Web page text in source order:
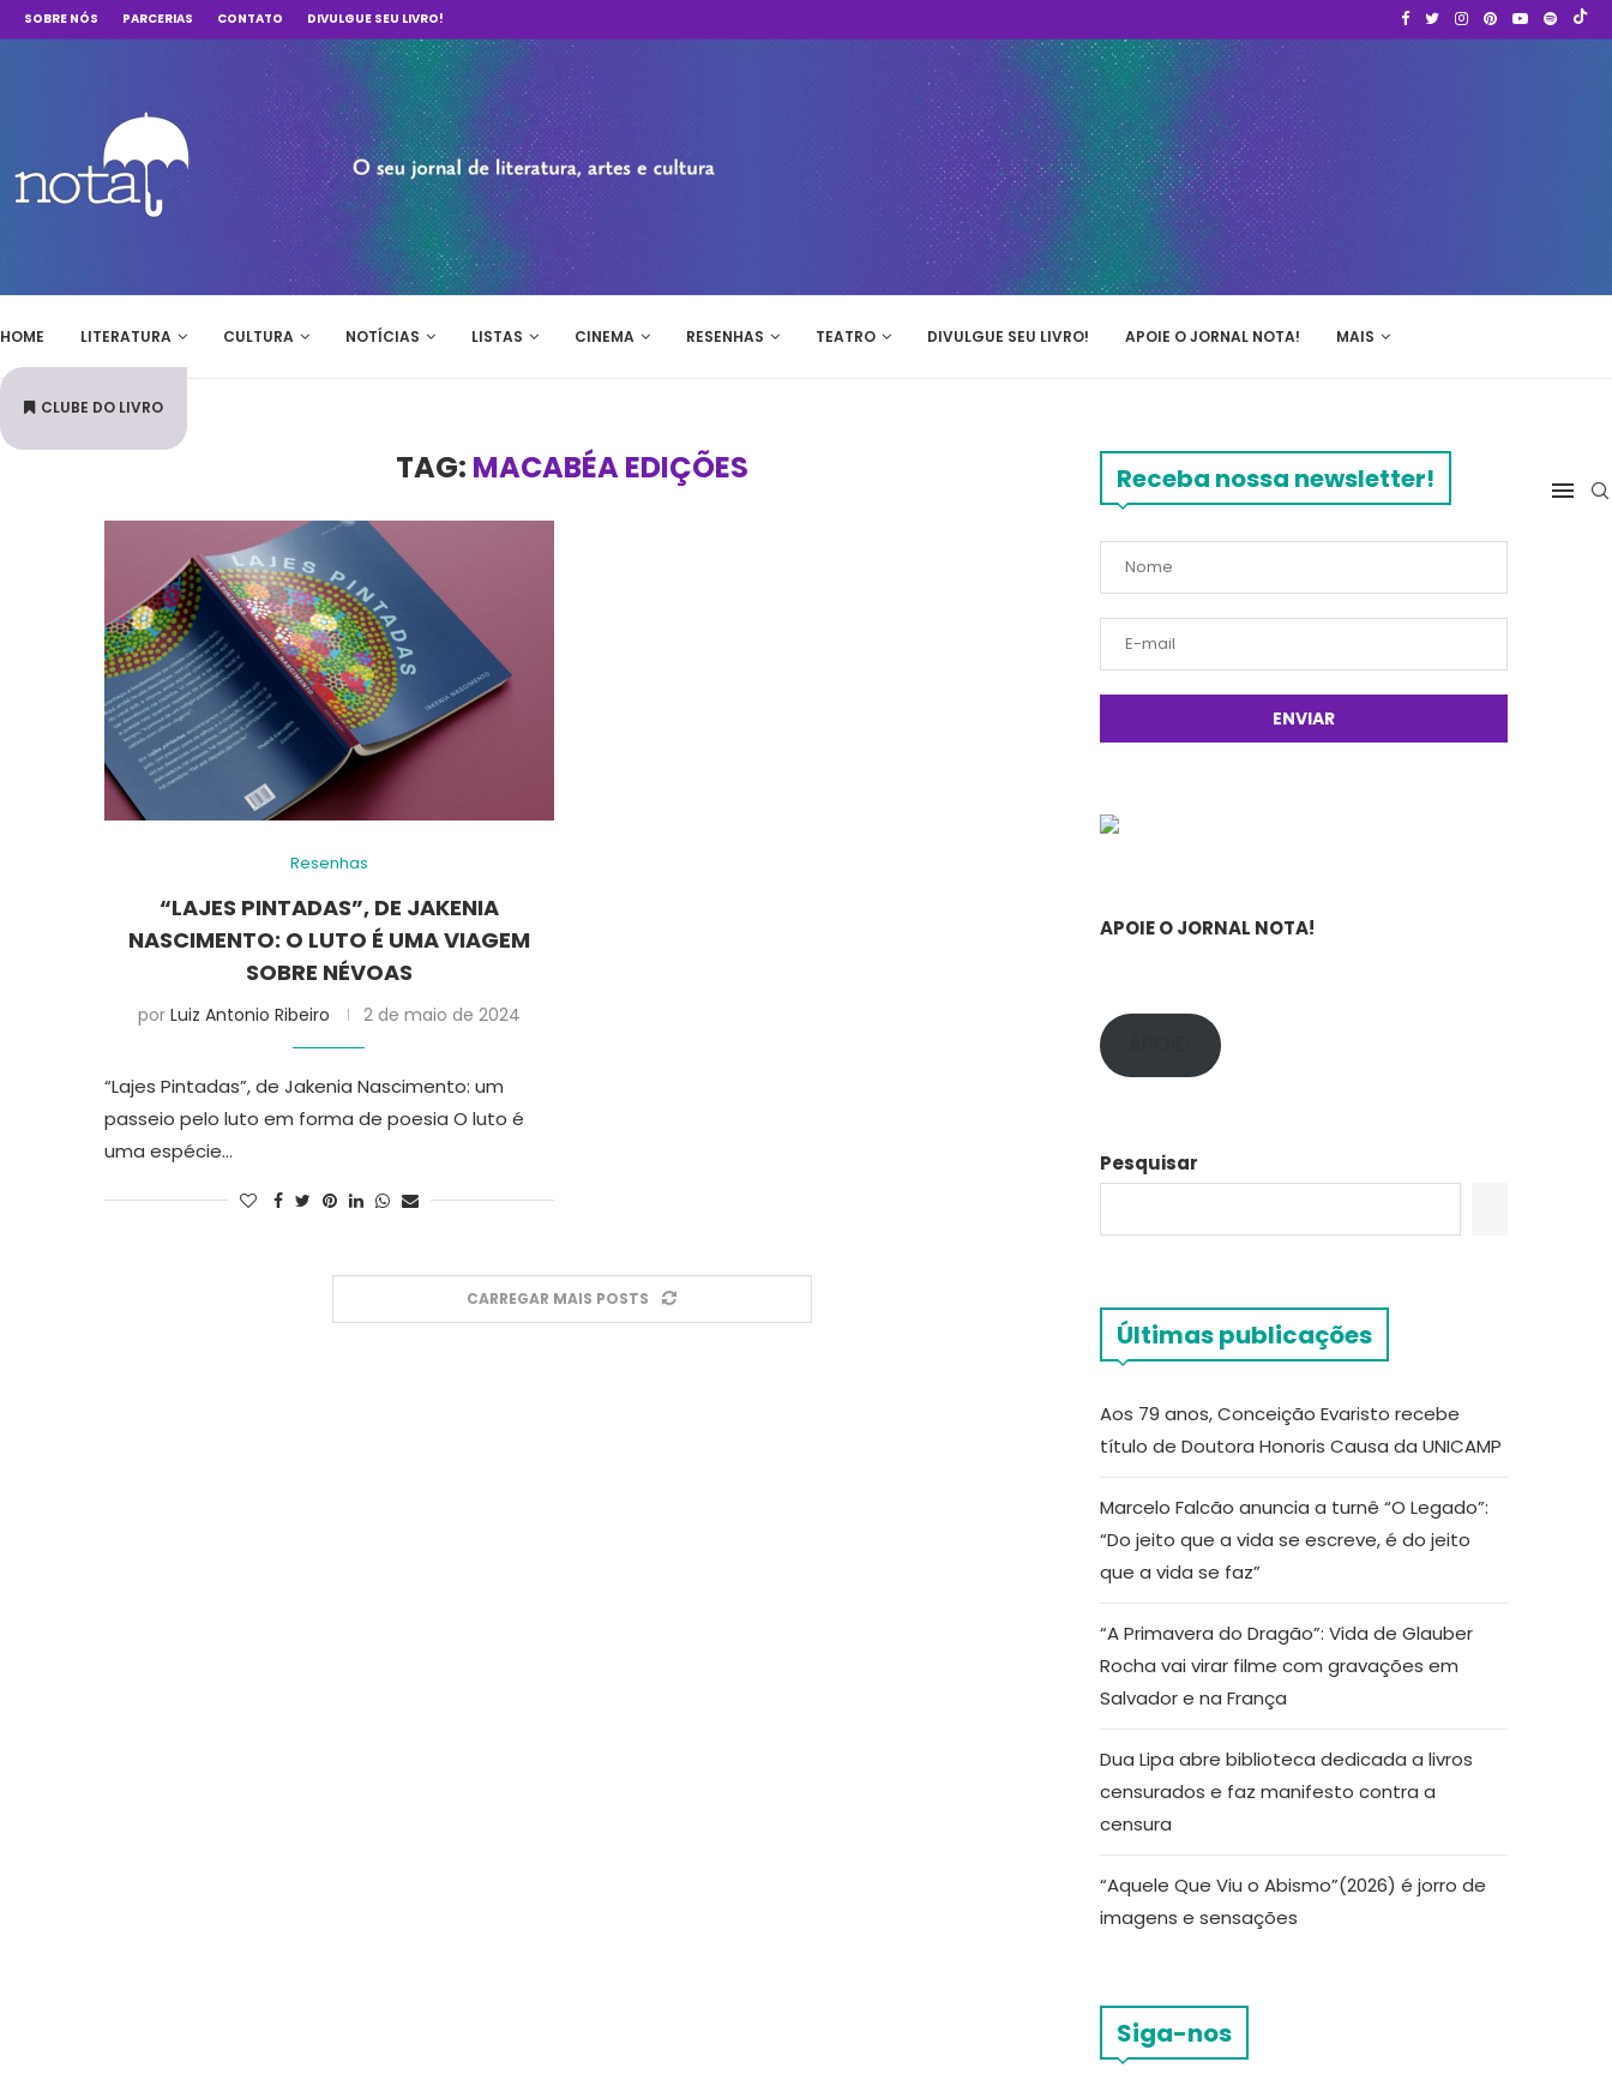
SOBRE NÓS PARCERIAS CONTATO DIVULGUE SEU LIVRO!
HOME LITERATURA CULTURA NOTÍCIAS LISTAS CINEMA RESENHAS TEATRO DIVULGUE SEU LIVRO! APOIE O JORNAL NOTA! MAIS
CLUBE DO LIVRO
TAG: MACABÉA EDIÇÕES
Resenhas
“LAJES PINTADAS”, DE JAKENIA
NASCIMENTO: O LUTO É UMA VIAGEM
SOBRE NÉVOAS
por Luiz Antonio Ribeiro 2 de maio de 2024
“Lajes Pintadas”, de Jakenia Nascimento: um
passeio pelo luto em forma de poesia O luto é
uma espécie…
CARREGAR MAIS POSTS
Receba nossa newsletter!
APOIE O JORNAL NOTA!
Pesquisar
Últimas publicações
Aos 79 anos, Conceição Evaristo recebe
título de Doutora Honoris Causa da UNICAMP
Marcelo Falcão anuncia a turnê “O Legado”:
“Do jeito que a vida se escreve, é do jeito
que a vida se faz”
“A Primavera do Dragão”: Vida de Glauber
Rocha vai virar filme com gravações em
Salvador e na França
Dua Lipa abre biblioteca dedicada a livros
censurados e faz manifesto contra a
censura
“Aquele Que Viu o Abismo”(2026) é jorro de
imagens e sensações
Siga-nos